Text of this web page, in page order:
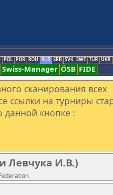
POL POR ROU RUS SRB SVK SWE TUR UKR
Swiss-Manager ÖSB FIDE
сканирования всех
ссылки на турниры
данной кнопке :
Левчука И.В.)